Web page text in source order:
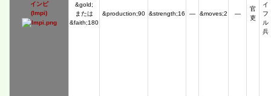
インピ
(Impi)
&gold;
または
&faith;180
&production;90 &strength;16 ― &moves;2 ―
官
吏
イ
フ
ル
兵